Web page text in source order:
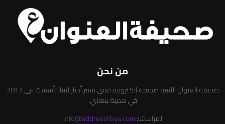
من نحن
صحيفة العنوان الليبية صحيفة إلكترونية تعني بنشر أخبار ليبيا. تأسست في 2017
في مدينة بنغازي.
لمراسلتنا:info@addresslibya.com